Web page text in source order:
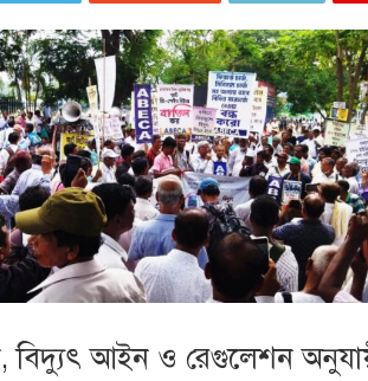
বিদ্যুৎ আইন ও রেগুলেশন